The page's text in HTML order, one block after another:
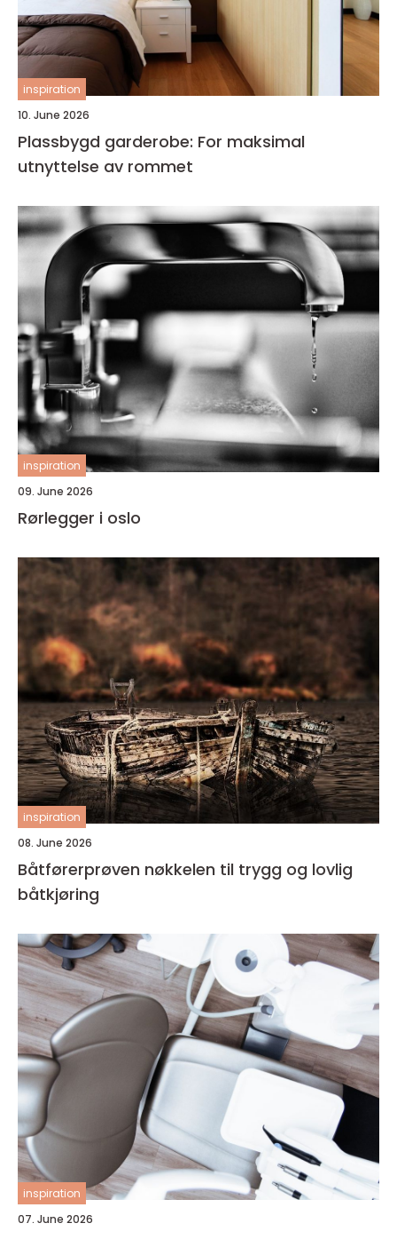
inspiration
10. June 2026
Plassbygd garderobe: For maksimal
utnyttelse av rommet
inspiration
09. June 2026
Rørlegger i oslo
inspiration
08. June 2026
Båtførerprøven nøkkelen til trygg og lovlig
båtkjøring
inspiration
07. June 2026